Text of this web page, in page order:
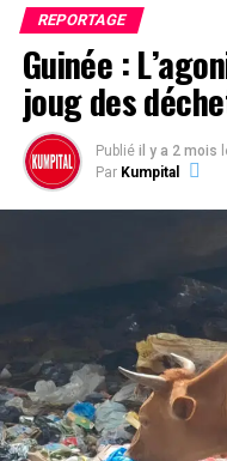
REPORTAGE
Guinée :
joug des
Publié il y a 2 mois
Par Kumpital